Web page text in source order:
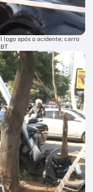
logo após o acidente; carro